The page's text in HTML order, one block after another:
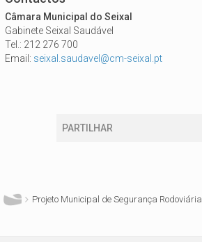
Câmara Municipal do Seixal
Gabinete Seixal Saudável
Tel.: 212 276 700
Email: seixal.saudavel@cm-seixal.pt
PARTILHAR
Projeto Municipal de Segurança Rodoviária